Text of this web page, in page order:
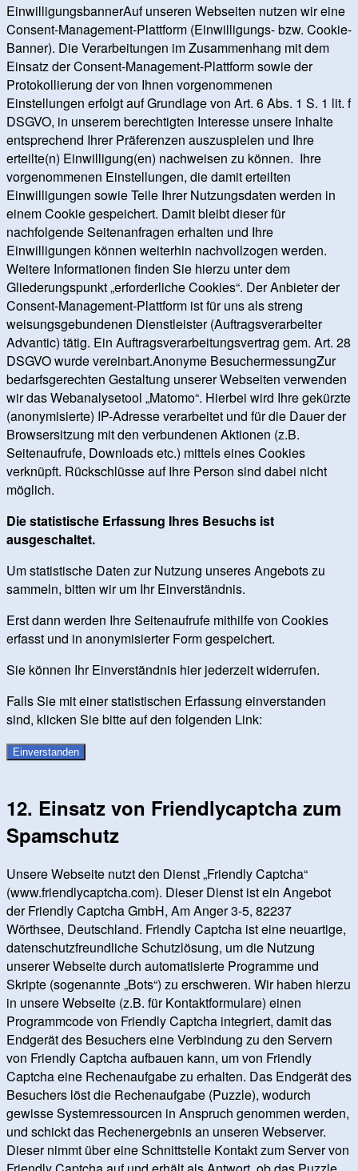
EinwilligungsbannerAuf unseren Webseiten nutzen wir eine
Consent-Management-Plattform (Einwilligungs- bzw. Cookie-
Banner). Die Verarbeitungen im Zusammenhang mit dem
Einsatz der Consent-Management-Plattform sowie der
Protokollierung der von Ihnen vorgenommenen
Einstellungen erfolgt auf Grundlage von Art. 6 Abs. 1 S. 1 lit. f
DSGVO, in unserem berechtigten Interesse unsere Inhalte
entsprechend Ihrer Präferenzen auszuspielen und Ihre
erteilte(n) Einwilligung(en) nachweisen zu können. Ihre
vorgenommenen Einstellungen, die damit erteilten
Einwilligungen sowie Teile Ihrer Nutzungsdaten werden in
einem Cookie gespeichert. Damit bleibt dieser für
nachfolgende Seitenanfragen erhalten und Ihre
Einwilligungen können weiterhin nachvollzogen werden.
Weitere Informationen finden Sie hierzu unter dem
Gliederungspunkt „erforderliche Cookies“. Der Anbieter der
Consent-Management-Plattform ist für uns als streng
weisungsgebundenen Dienstleister (Auftragsverarbeiter
Advantic) tätig. Ein Auftragsverarbeitungsvertrag gem. Art. 28
DSGVO wurde vereinbart.Anonyme BesuchermessungZur
bedarfsgerechten Gestaltung unserer Webseiten verwenden
wir das Webanalysetool „Matomo“. Hierbei wird Ihre gekürzte
(anonymisierte) IP-Adresse verarbeitet und für die Dauer der
Browsersitzung mit den verbundenen Aktionen (z.B.
Seitenaufrufe, Downloads etc.) mittels eines Cookies
verknüpft. Rückschlüsse auf Ihre Person sind dabei nicht
möglich.
Die statistische Erfassung Ihres Besuchs ist
ausgeschaltet.
Um statistische Daten zur Nutzung unseres Angebots zu
sammeln, bitten wir um Ihr Einverständnis.
Erst dann werden Ihre Seitenaufrufe mithilfe von Cookies
erfasst und in anonymisierter Form gespeichert.
Sie können Ihr Einverständnis hier jederzeit widerrufen.
Falls Sie mit einer statistischen Erfassung einverstanden
sind, klicken Sie bitte auf den folgenden Link:
Einverstanden
12. Einsatz von Friendlycaptcha zum
Spamschutz
Unsere Webseite nutzt den Dienst „Friendly Captcha“
(www.friendlycaptcha.com). Dieser Dienst ist ein Angebot
der Friendly Captcha GmbH, Am Anger 3-5, 82237
Wörthsee, Deutschland. Friendly Captcha ist eine neuartige,
datenschutzfreundliche Schutzlösung, um die Nutzung
unserer Webseite durch automatisierte Programme und
Skripte (sogenannte „Bots“) zu erschweren. Wir haben hierzu
in unsere Webseite (z.B. für Kontaktformulare) einen
Programmcode von Friendly Captcha integriert, damit das
Endgerät des Besuchers eine Verbindung zu den Servern
von Friendly Captcha aufbauen kann, um von Friendly
Captcha eine Rechenaufgabe zu erhalten. Das Endgerät des
Besuchers löst die Rechenaufgabe (Puzzle), wodurch
gewisse Systemressourcen in Anspruch genommen werden,
und schickt das Rechenergebnis an unseren Webserver.
Dieser nimmt über eine Schnittstelle Kontakt zum Server von